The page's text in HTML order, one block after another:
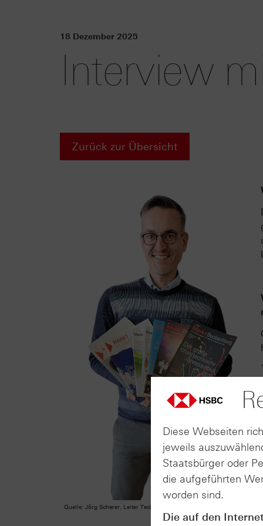
18 Dezember 2025
Interview
Zurück zur Übersicht
Quelle: Jörg Scherer, Leiter Technische Analyse bei HSBC Deutschland
Diese Webseiten
jeweils
Staatsbürger oder
die aufgeführten
worden sind.
Die auf den